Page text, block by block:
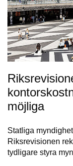
möjliga
Statliga
Riksrevisionen
tydligare styra